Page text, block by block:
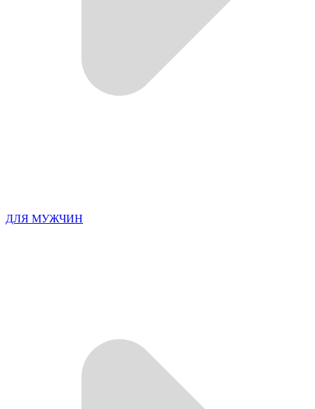
ДЛЯ МУЖЧИН